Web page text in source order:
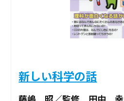
新しい科学の話
藤嶋 昭／監修 田中 幸